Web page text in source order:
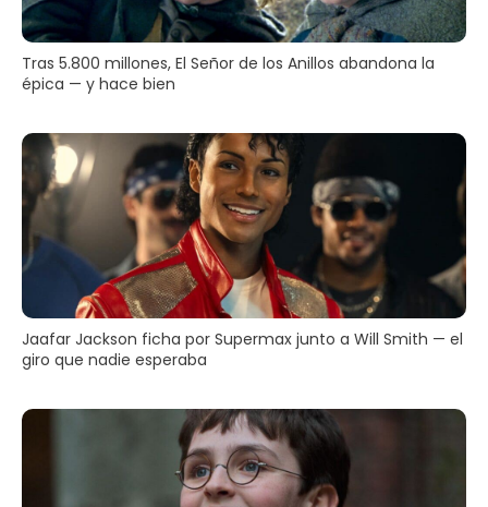
Tras 5.800 millones, El Señor de los Anillos abandona la
épica — y hace bien
Jaafar Jackson ficha por Supermax junto a Will Smith — el
giro que nadie esperaba